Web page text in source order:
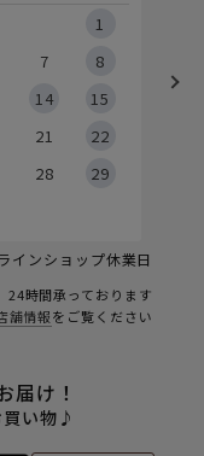
1
7
8
14
15
21
22
28
29
インショップ休業日
時間承っております
舗情報をご覧ください
届け！
買い物♪